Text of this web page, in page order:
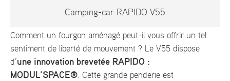
Camping-car RAPIDO V55
Comment un fourgon aménagé peut-il vous offrir un tel
sentiment de liberté de mouvement ? Le V55 dispose
d’une innovation brevetée RAPIDO :
MODUL’SPACE®. Cette grande penderie est